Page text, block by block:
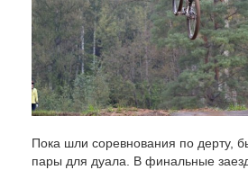
Пока шли соревнования по дерту,
пары для дуала. В финальные